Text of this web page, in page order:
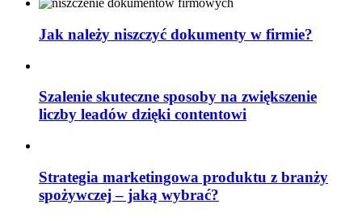
Jak należy niszczyć dokumenty w firmie?
Szalenie skuteczne sposoby na zwiększenie
liczby leadów dzięki contentowi
Strategia marketingowa produktu z branży
spożywczej – jaką wybrać?